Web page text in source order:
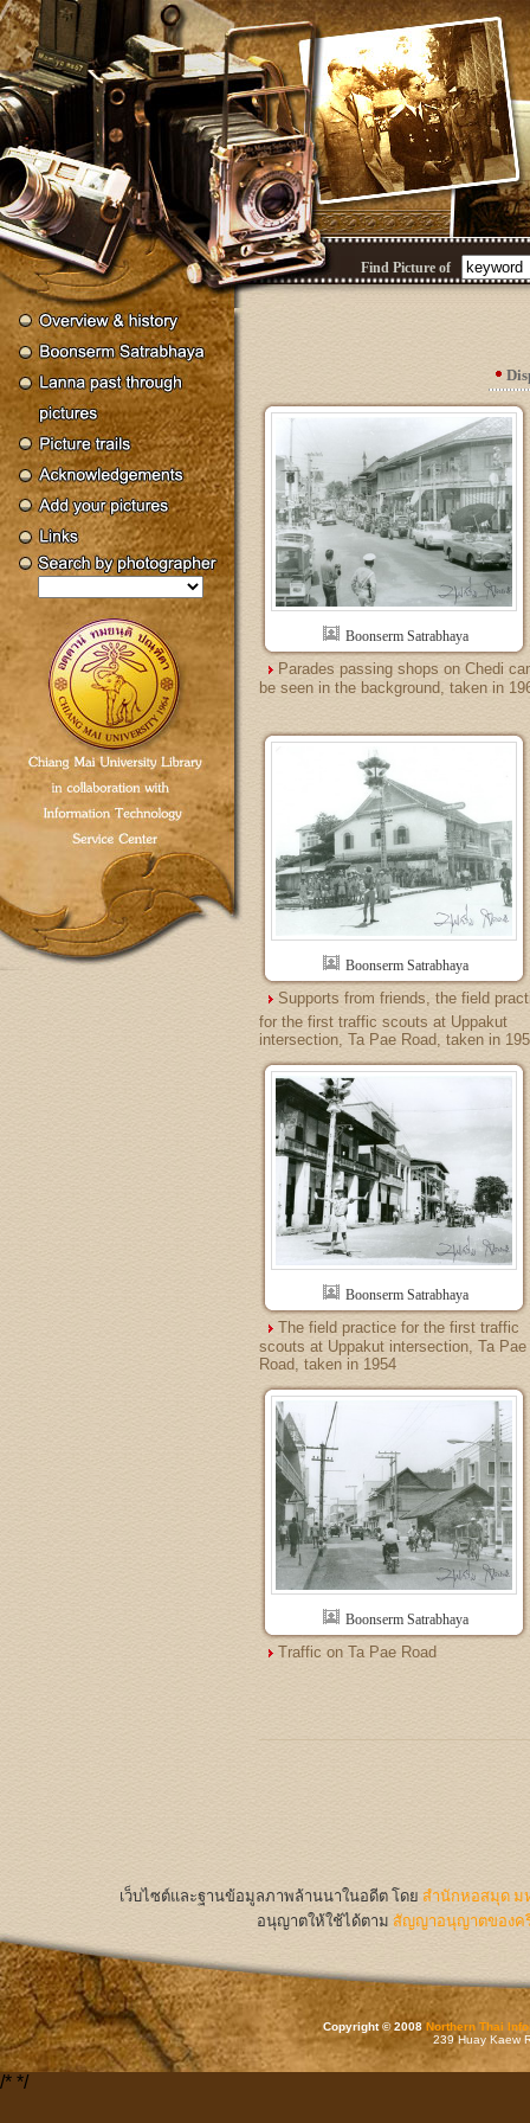
Find Picture of
Boonserm Satrabhaya
Parades passing shops on Chedi
be seen in the background, taken in
Boonserm Satrabhaya
Supports from friends, the field
for the first traffic scouts at Uppakut
intersection, Ta Pae Road, taken in
Boonserm Satrabhaya
The field practice for the first traffic
scouts at Uppakut intersection, Ta Pae
Road, taken in 1954
Boonserm Satrabhaya
Traffic on Ta Pae Road
เว็บไซต์และฐานข้อมูลภาพล้านนาในอดีต โดย สำนักหอสมุด ม
อนุญาตให้ใช้ได้ตาม สัญญาอนุญาตของค
Copyright © 2008Northern Thai
239 Huay Kaew
/* */